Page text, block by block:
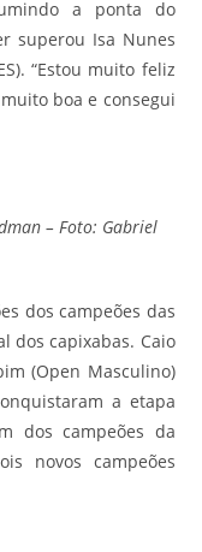
a ponta do
superou Isa Nunes
“Estou muito feliz
boa e consegui
– Foto: Gabriel
dos campeões das
dos capixabas. Caio
(Open Masculino)
a etapa
dos campeões da
novos campeões